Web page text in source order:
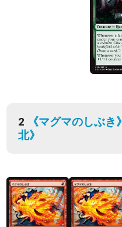
2 《マグマのしぶき》
北》